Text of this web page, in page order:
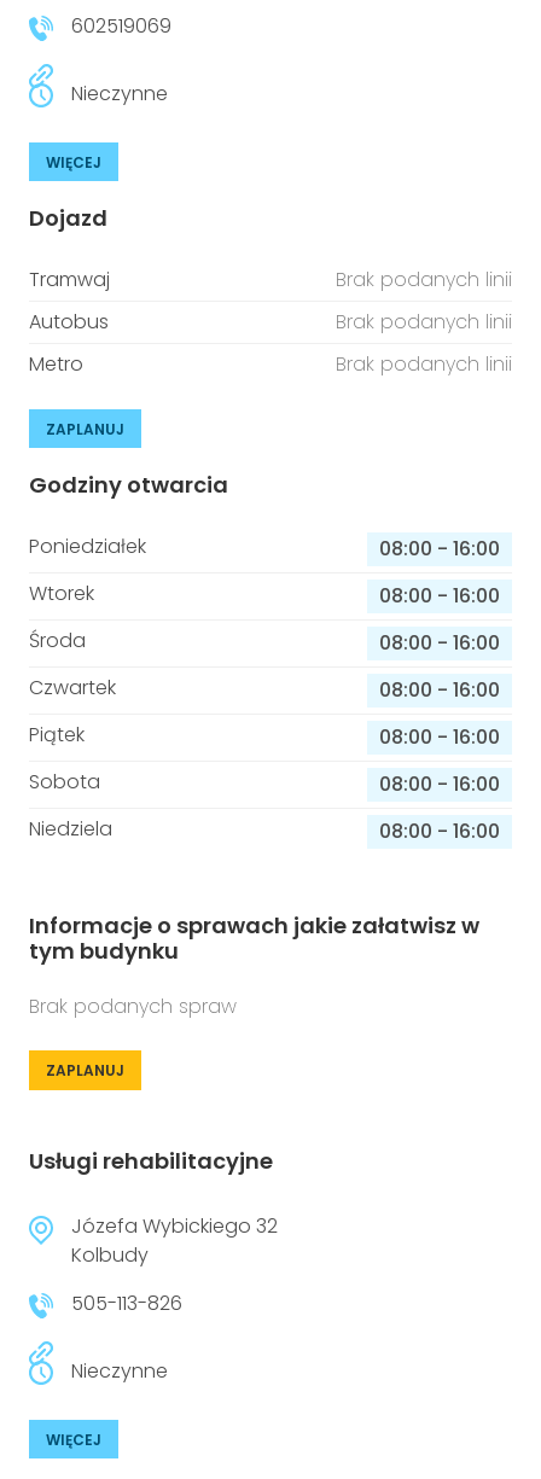
602519069
Nieczynne
WIĘCEJ
Dojazd
Tramwaj
Brak podanych linii
Autobus
Brak podanych linii
Metro
Brak podanych linii
ZAPLANUJ
Godziny otwarcia
Poniedziałek 08:00 - 16:00
Wtorek
08:00 - 16:00
Środa
08:00 - 16:00
Czwartek
08:00 - 16:00
Piątek
08:00 - 16:00
Sobota
08:00 - 16:00
Niedziela
08:00 - 16:00
Informacje o sprawach jakie załatwisz w
tym budynku
Brak podanych spraw
ZAPLANUJ
Usługi rehabilitacyjne
Józefa Wybickiego 32
Kolbudy
505-113-826
Nieczynne
WIĘCEJ